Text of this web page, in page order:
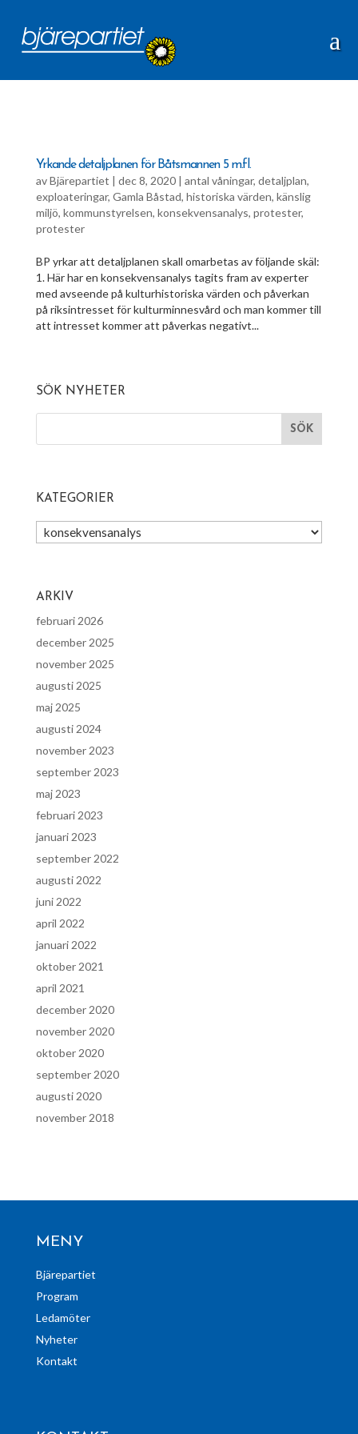
Yrkande detaljplanen för Båtsmannen 5 m.fl.
avBjärepartiet | dec 8, 2020| antal våningar, detaljplan,
exploateringar, Gamla Båstad, historiska värden, känslig
miljö, kommunstyrelsen, konsekvensanalys, protester,
protester
BP yrkar att detaljplanen skall omarbetas av följande skäl:
1. Här har en konsekvensanalys tagits fram av experter
med avseende på kulturhistoriska värden och påverkan
på riksintresset för kulturminnesvård och man kommer till
att intresset kommer att påverkas negativt...
SÖK NYHETER
KATEGORIER
Kategorier
ARKIV
februari 2026
december 2025
november 2025
augusti 2025
maj 2025
augusti 2024
november 2023
september 2023
maj 2023
februari 2023
januari 2023
september 2022
augusti 2022
juni 2022
april 2022
januari 2022
oktober 2021
april 2021
december 2020
november 2020
oktober 2020
september 2020
augusti 2020
november 2018
MENY
Bjärepartiet
Program
Ledamöter
Nyheter
Kontakt